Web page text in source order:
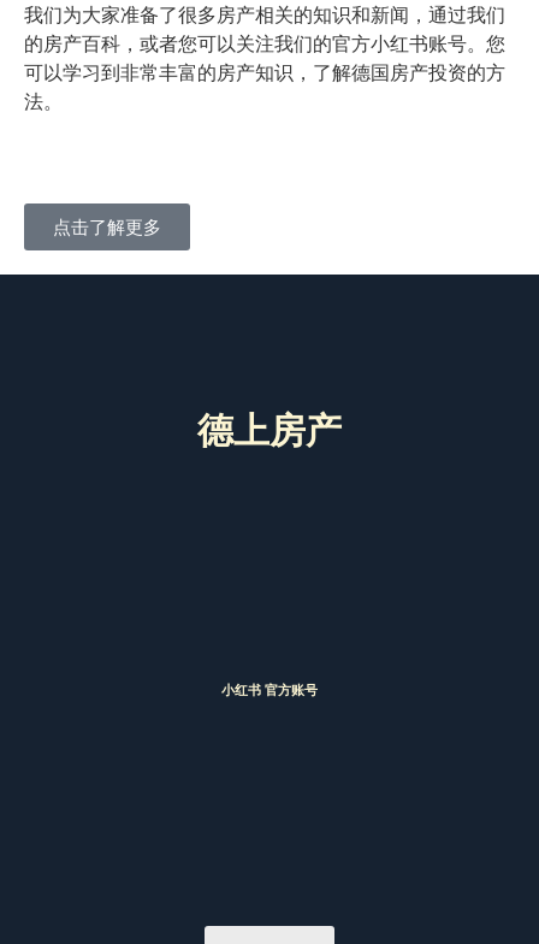
我们为大家准备了很多房产相关的知识和新闻，通过我们
的房产百科，或者您可以关注我们的官方小红书账号。您
可以学习到非常丰富的房产知识，了解德国房产投资的方
法。
点击了解更多
德上房产
小红书 官方账号